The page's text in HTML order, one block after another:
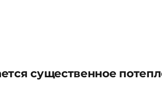
существенное